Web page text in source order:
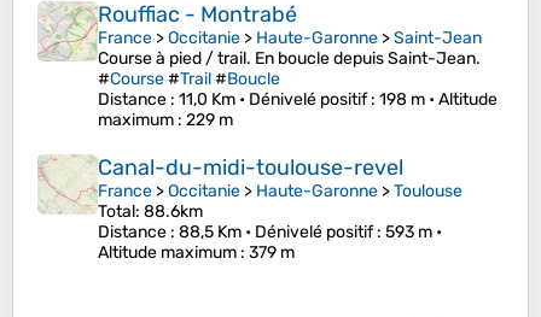
Rouffiac - Montrabé
France >Occitanie > Haute-Garonne >Saint-Jean
Course à pied / trail. En boucle depuis Saint-Jean.
#Course#Trail#Boucle
Distance : 11,0 Km • Dénivelé positif: 198 m •Altitude
maximum : 229 m
Canal-du-midi-toulouse-revel
France >Occitanie > Haute-Garonne >Toulouse
Total: 88.6km
Distance : 88,5 Km • Dénivelé positif: 593 m •
Altitude maximum : 379 m